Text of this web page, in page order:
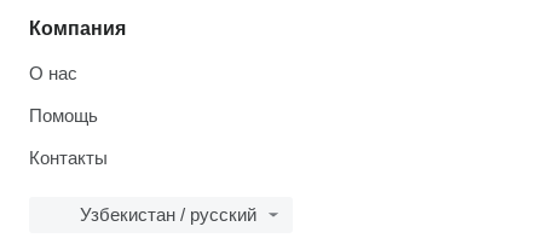
Компания
О нас
Помощь
Контакты
Узбекистан / русский